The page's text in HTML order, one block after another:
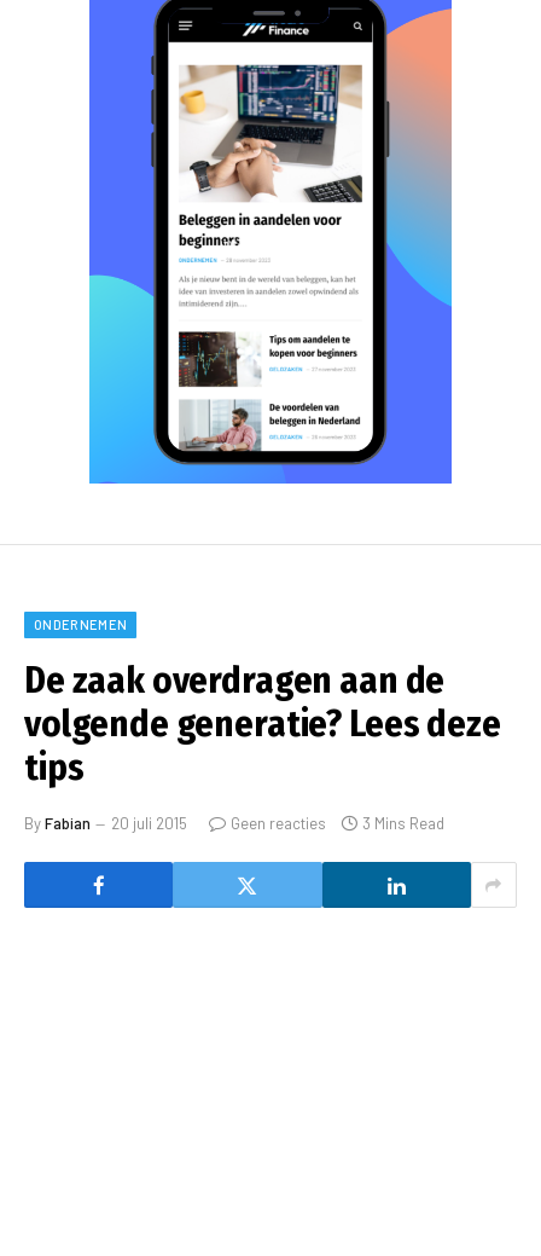
ONDERNEMEN
De zaak overdragen aan de
volgende generatie? Lees deze
tips
ByFabian 20 juli 2015 Geen reacties 3 Mins Read